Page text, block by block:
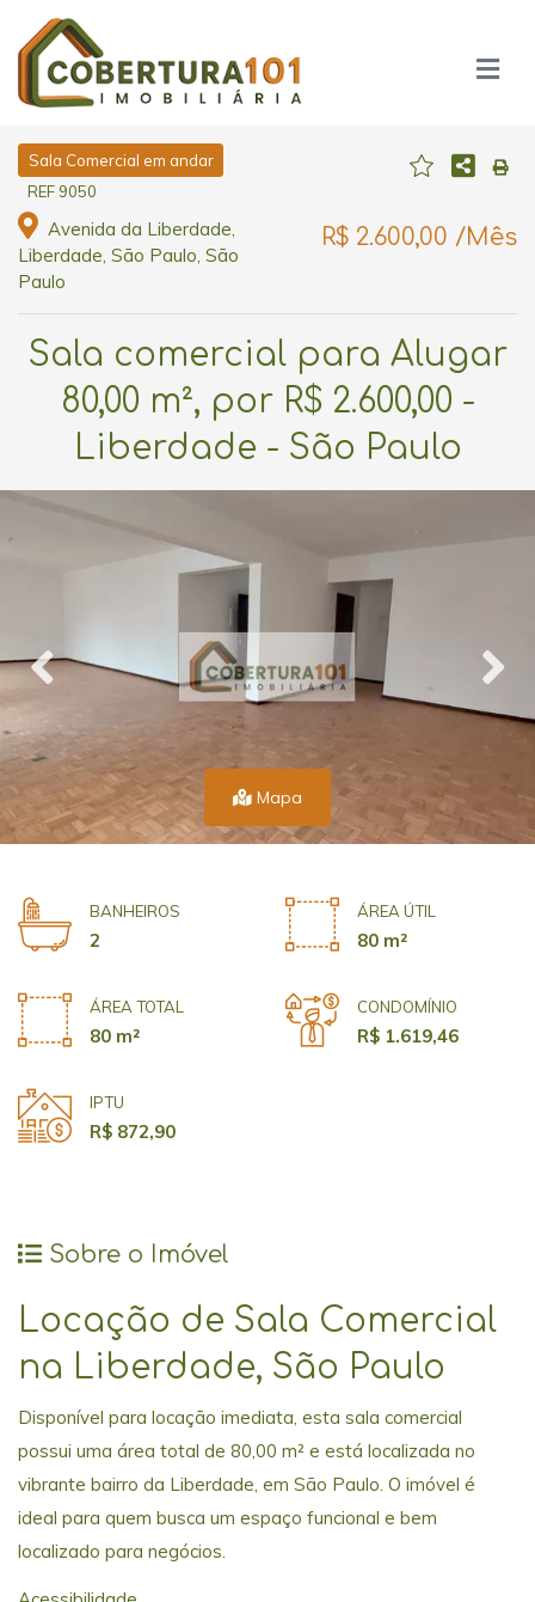
Sala Comercial em andar
REF 9050
Avenida da Liberdade,
Liberdade, São Paulo, São
Paulo
R$ 2.600,00 /Mês
Sala comercial para Alugar
80,00 m², por R$ 2.600,00 -
Liberdade - São Paulo
Mapa
BANHEIROS
2
ÁREA ÚTIL
80 m²
ÁREA TOTAL
80 m²
CONDOMÍNIO
R$ 1.619,46
IPTU
R$ 872,90
Sobre o Imóvel
Locação de Sala Comercial
na Liberdade, São Paulo
Disponível para locação imediata, esta sala comercial
possui uma área total de 80,00 m² e está localizada no
vibrante bairro da Liberdade, em São Paulo. O imóvel é
ideal para quem busca um espaço funcional e bem
localizado para negócios.